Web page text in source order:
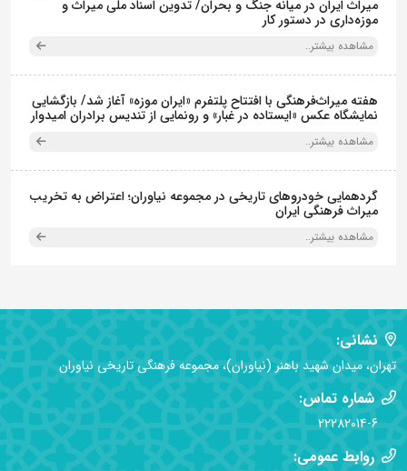
میراث ایران در میانه جنگ و بحران/ تدوین اسناد ملی میراث و
موزه‌داری در دستور کار
مشاهده بیشتر..
هفته میراث‌فرهنگی با افتتاح پلتفرم «ایران موزه» آغاز شد/ بازگشایی
نمایشگاه عکس «ایستاده در غبار» و رونمایی از تندیس برادران امیدوار
مشاهده بیشتر..
گردهمایی خودروهای تاریخی در مجموعه نیاوران؛ اعتراض به تخریب
میراث فرهنگی ایران
مشاهده بیشتر..
نشانی:
تهران، میدان شهید باهنر (نیاوران)، مجموعه فرهنگی تاریخی نیاوران
شماره تماس:
22282014-6
روابط عمومی: